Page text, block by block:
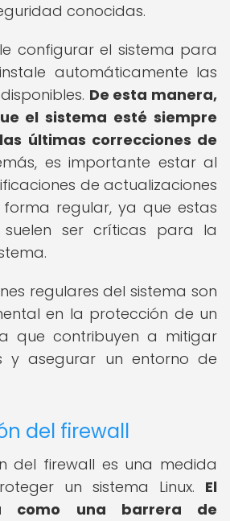
conocidas.
configurar el sistema para
automáticamente las
De esta manera,
el sistema esté siempre
últimas correcciones de
es importante estar al
de actualizaciones
regular, ya que estas
suelen ser críticas para la
regulares del sistema son
en la protección de un
que contribuyen a mitigar
y asegurar un entorno de
del firewall
del firewall es una medida
un sistema Linux. El
como una barrera de